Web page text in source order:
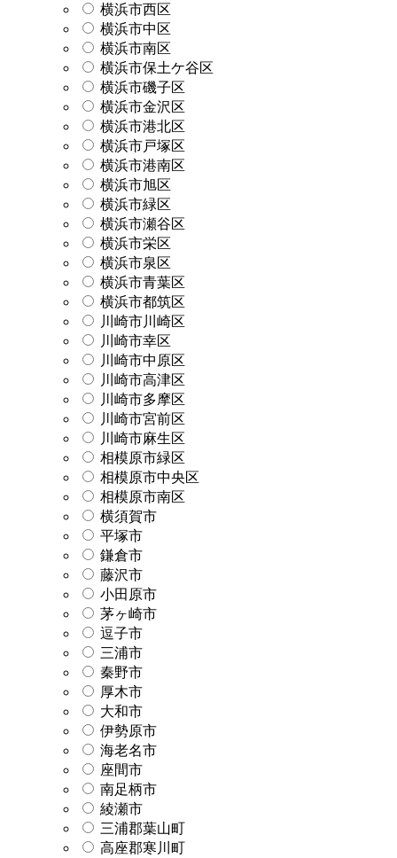
横浜市西区
横浜市中区
横浜市南区
横浜市保土ケ谷区
横浜市磯子区
横浜市金沢区
横浜市港北区
横浜市戸塚区
横浜市港南区
横浜市旭区
横浜市緑区
横浜市瀬谷区
横浜市栄区
横浜市泉区
横浜市青葉区
横浜市都筑区
川崎市川崎区
川崎市幸区
川崎市中原区
川崎市高津区
川崎市多摩区
川崎市宮前区
川崎市麻生区
相模原市緑区
相模原市中央区
相模原市南区
横須賀市
平塚市
鎌倉市
藤沢市
小田原市
茅ヶ崎市
逗子市
三浦市
秦野市
厚木市
大和市
伊勢原市
海老名市
座間市
南足柄市
綾瀬市
三浦郡葉山町
高座郡寒川町